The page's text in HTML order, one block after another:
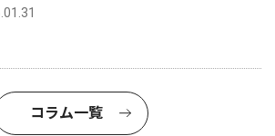
コラム一覧